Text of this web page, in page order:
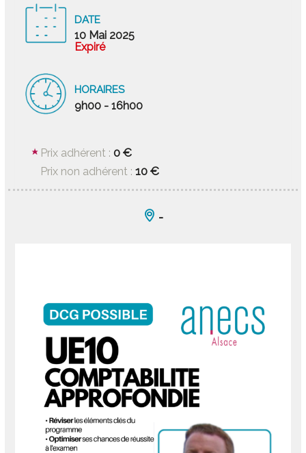
DATE
10 Mai 2025
Expiré
HORAIRES
9h00 - 16h00
Prix adhérent :0 €
Prix non adhérent :10 €
-